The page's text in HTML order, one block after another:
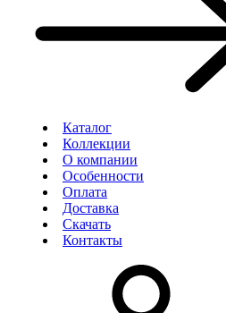
Каталог
Коллекции
О компании
Особенности
Оплата
Доставка
Скачать
Контакты